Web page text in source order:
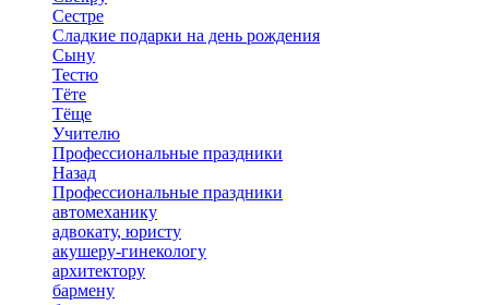
Сестре
Сладкие подарки на день рождения
Сыну
Тестю
Тёте
Тёще
Учителю
Профессиональные праздники
Назад
Профессиональные праздники
автомеханику
адвокату, юристу
акушеру-гинекологу
архитектору
бармену